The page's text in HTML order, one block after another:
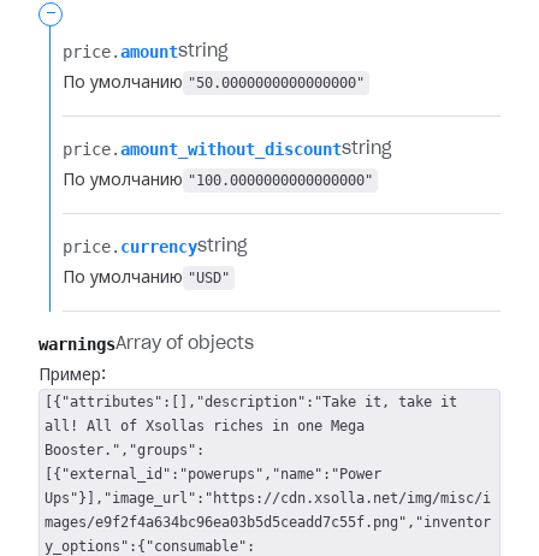
-
price.​amountstring
По умолчанию "50.0000000000000000"
price.​amount_without_discountstring
По умолчанию "100.0000000000000000"
price.​ currencystring
По умолчанию "USD"
warningsArray of objects
Пример:
[{"attributes":[],"description":"Take it, take it
all! All of Xsollas riches in one Mega
Booster.","groups":
[{"external_id":"powerups","name":"Power
Ups"}],"image_url":"https://cdn.xsolla.net/img/misc/i
mages/e9f2f4a634bc96ea03b5d5ceadd7c55f.png","inventor
y_options":{"consumable":